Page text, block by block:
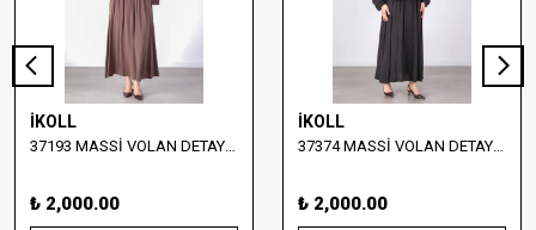
İKOLL
37193 MASSİ VOLAN DETAYLI BLUZ VE ETEK TAKIM
₺ 2,000.00
İKOLL
37374 MASSİ VOLAN DETAYLI BLUZ VE UZUN ETEK TAKIM
₺ 2,000.00